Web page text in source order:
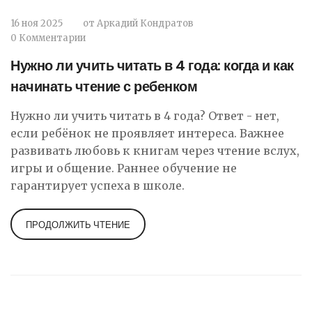
16 ноя 2025 от Аркадий Кондратов
0 Комментарии
Нужно ли учить читать в 4 года: когда и как
начинать чтение с ребенком
Нужно ли учить читать в 4 года? Ответ - нет,
если ребёнок не проявляет интереса. Важнее
развивать любовь к книгам через чтение вслух,
игры и общение. Раннее обучение не
гарантирует успеха в школе.
ПРОДОЛЖИТЬ ЧТЕНИЕ